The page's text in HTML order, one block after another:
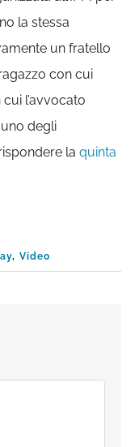
la stessa
un fratello
con cui
l’avvocato
uno degli
laquinta
, Video